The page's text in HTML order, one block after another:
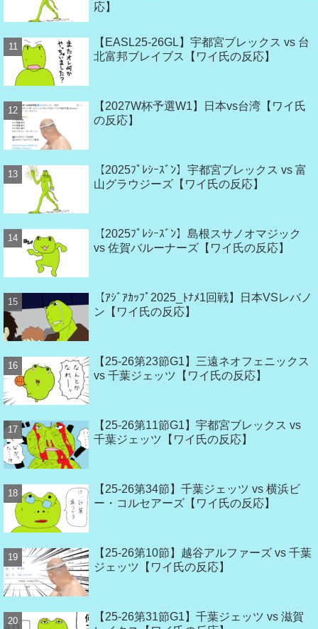
応】
【EASL25-26GL】宇都宮ブレックス vs 台
北富邦ブレイブス【ワイ氏の反応】
【2027W杯予選W1】日本vs台湾【ワイ氏
の反応】
【2025ﾌﾟﾚｼｰｽﾞﾝ】宇都宮ブレックス vs 富
山グラウジーズ【ワイ氏の反応】
【2025ﾌﾟﾚｼｰｽﾞﾝ】島根スサノオマジック
vs 佐賀バルーナーズ【ワイ氏の反応】
【ｱｼﾞｱｶｯﾌﾟ2025_ﾄﾅﾒ1回戦】日本VSレバノ
ン【ワイ氏の反応】
【25-26第23節G1】三遠ネオフェニックス
vs 千葉ジェッツ【ワイ氏の反応】
【25-26第11節G1】宇都宮ブレックス vs
千葉ジェッツ【ワイ氏の反応】
【25-26第34節】千葉ジェッツ vs 横浜ビ
ー・コルセアーズ【ワイ氏の反応】
【25-26第10節】越谷アルファーズ vs 千葉
ジェッツ【ワイ氏の反応】
【25-26第31節G1】千葉ジェッツ vs 滋賀